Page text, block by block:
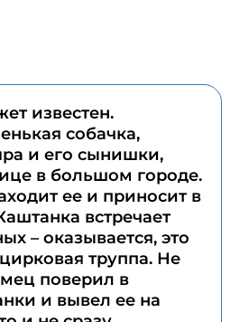
известен.
собачка,
и его сынишки,
в большом городе.
ее и приносит в
встречает
– оказывается, это
труппа. Не
поверил в
и вывел ее на